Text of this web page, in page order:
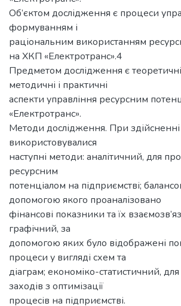
Об’єктом дослідження є процеси
формуванням і
раціональним використанням
на ХКП «Електротранс».4
Предметом дослідження є
методичні і практичні
аспекти управління ресурсним
«Електротранс».
Методи дослідження. При
використовувалися
наступні методи: аналітичний, для
ресурсним
потенціалом на підприємстві;
допомогою якого проаналізовано
фінансові показники та їх
графічний, за
допомогою яких було відображені
процеси у вигляді схем та
діаграм; економіко-статистичний,
заходів з оптимізації
процесів на підприємстві.